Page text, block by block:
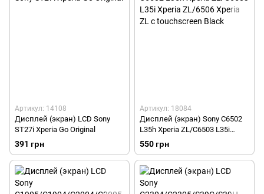
Артикул: 14108
Дисплей (экран) LCD Sony
ST27i Xperia Go Original
391 грн
Артикул: 18084
Дисплей (экран) Sony C6502
L35h Xperia ZL/C6503 L35i
Xperia ZL/6506 Xperia ZL с
touchscreen Black
550 грн